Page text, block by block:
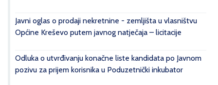
Javni oglas o prodaji nekretnine - zemljišta u vlasništvu
Općine Kreševo putem javnog natječaja – licitacije
Odluka o utvrđivanju konačne liste kandidata po Javnom
pozivu za prijem korisnika u Poduzetnički inkubator